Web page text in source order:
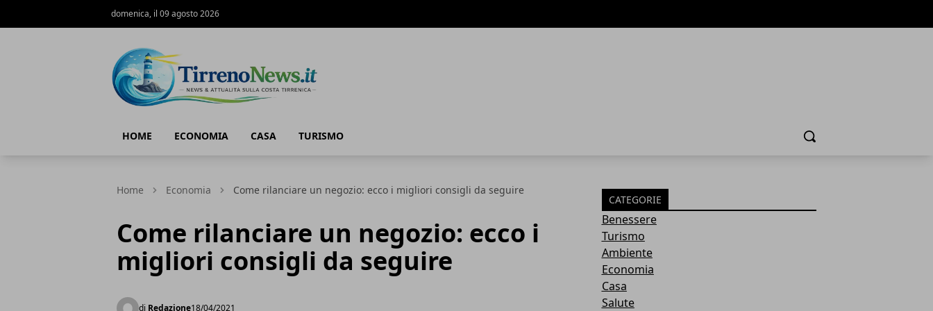
domenica, il 09 agosto 2026
HOME ECONOMIA CASA TURISMO Cerca
Home Economia Come rilanciare un negozio: ecco i migliori consigli da seguire
Come rilanciare un negozio: ecco i
migliori consigli da seguire
di Redazione18/04/2021
CATEGORIE
Benessere
Turismo
Ambiente
Economia
Casa
Salute